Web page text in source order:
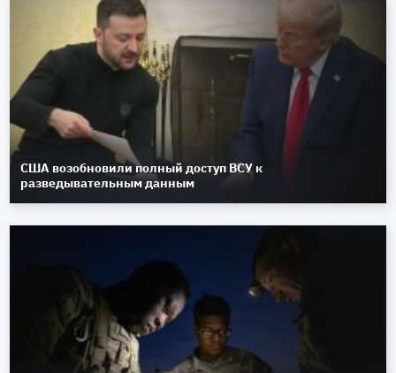
США возобновили полный доступ ВСУ к
разведывательным данным